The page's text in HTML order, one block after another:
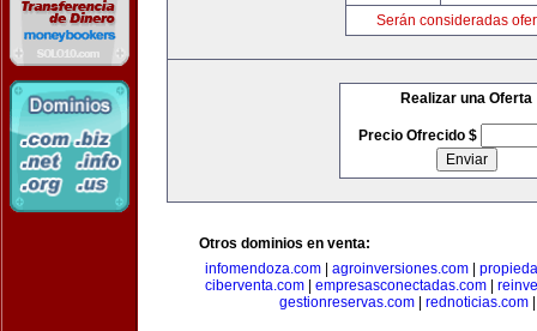
Serán consideradas
Realizar una Oferta
Precio Ofrecido $
Otros dominios en venta:
infomendoza.com
agroinversiones.com
ciberventa.com| empresasconectadas.com|
gestionreservas.com
rednoticias.com